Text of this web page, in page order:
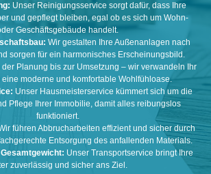
Unser Reinigungsservice sorgt dafür, dass Ihre
und gepflegt bleiben, egal ob es sich um Wohn-
Geschäftsgebäude handelt.
Wir gestalten Ihre Außenanlagen nach
sorgen für ein harmonisches Erscheinungsbild.
der Planung bis zur Umsetzung – wir verwandeln Ihr
eine moderne und komfortable Wohlfühloase.
Unser Hausmeisterservice kümmert sich um die
Pflege Ihrer Immobilie, damit alles reibungslos
funktioniert.
führen Abbrucharbeiten effizient und sicher durch
Entsorgung des anfallenden Materials.
Unser Transportservice bringt Ihre
zuverlässig und sicher ans Ziel.